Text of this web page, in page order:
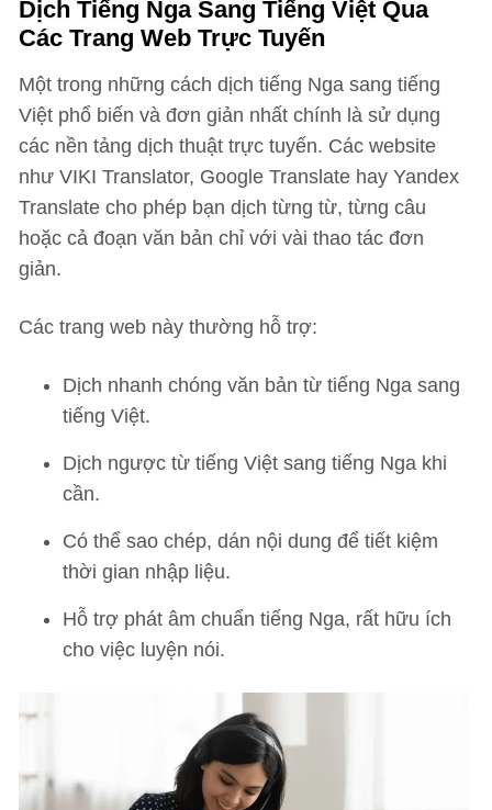
Dịch Tiếng Nga Sang Tiếng Việt Qua
Các Trang Web Trực Tuyến
Một trong những cách dịch tiếng Nga sang tiếng
Việt phổ biến và đơn giản nhất chính là sử dụng
các nền tảng dịch thuật trực tuyến. Các website
như VIKI Translator, Google Translate hay Yandex
Translate cho phép bạn dịch từng từ, từng câu
hoặc cả đoạn văn bản chỉ với vài thao tác đơn
giản.
Các trang web này thường hỗ trợ:
Dịch nhanh chóng văn bản từ tiếng Nga sang
tiếng Việt.
Dịch ngược từ tiếng Việt sang tiếng Nga khi
cần.
Có thể sao chép, dán nội dung để tiết kiệm
thời gian nhập liệu.
Hỗ trợ phát âm chuẩn tiếng Nga, rất hữu ích
cho việc luyện nói.